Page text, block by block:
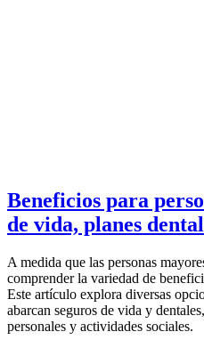
Beneficios para
de vida, planes
A medida que las personas
comprender la variedad de
Este artículo explora diversas
abarcan seguros de vida y
personales y actividades sociales.